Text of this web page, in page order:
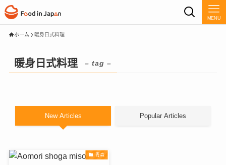
MENU
ホーム 暖身日式料理
暖身日式料理 – tag –
New Articles Popular Articles
青森